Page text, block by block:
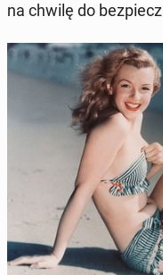
na chwilę do